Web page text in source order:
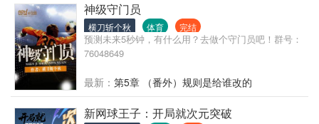
神级守门员
横刀斩个秋 体育 完结
预测未来5秒钟，有什么用？去做个守门员吧！群号：
76048649
最新： 第5章 （番外）规则是给谁改的
新网球王子：开局就次元突破